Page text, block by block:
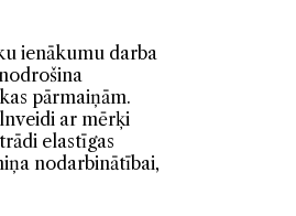
ienākumu darba
pārmaiņām.
ar mērķi
elastīgas
nodarbinātībai,